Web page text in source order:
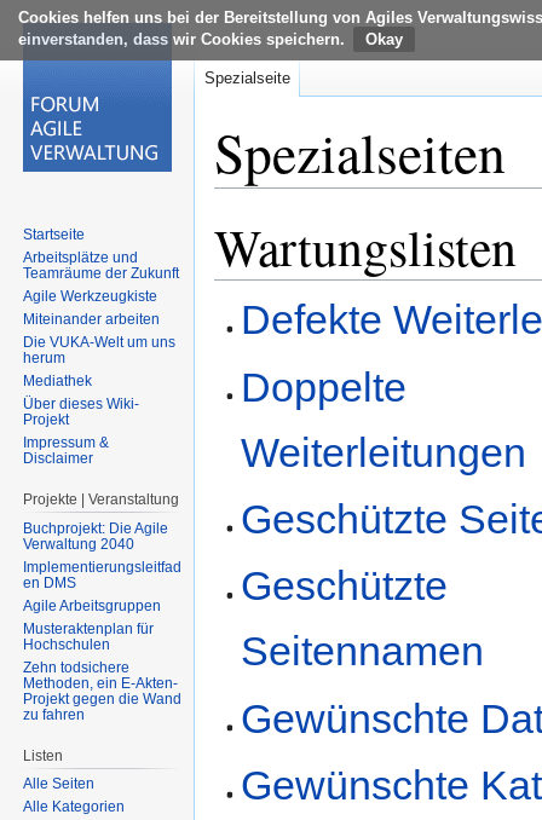
Cookies helfen uns bei der Bereitstellung von Agiles
einverstanden, dass wir Cookies speichern.
Spezialseiten
Navigation
springen
Suche
springen
Wartungslisten
Defekte
Doppelte
Weiterleitungen
Geschützte
Geschützte
Seitennamen
Gewünschte
Gewünschte
Spezialseite
Startseite
Arbeitsplätze und
Teamräume der Zukunft
Agile Werkzeugkiste
Miteinander arbeiten
Die VUKA-Welt um uns
herum
Mediathek
Über dieses Wiki-
Projekt
Impressum &
Disclaimer
Projekte | Veranstaltung
Buchprojekt: Die Agile
Verwaltung 2040
Implementierungsleitfad
en DMS
Agile Arbeitsgruppen
Musteraktenplan für
Hochschulen
Zehn todsichere
Methoden, ein E-Akten-
Projekt gegen die Wand
zu fahren
Listen
Alle Seiten
Alle Kategorien